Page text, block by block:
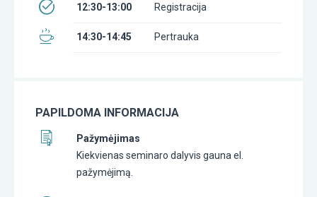
12:30-13:00 Registracija
14:30-14:45 Pertrauka
PAPILDOMA INFORMACIJA
Pažymėjimas
Kiekvienas seminaro dalyvis gauna el.
pažymėjimą.